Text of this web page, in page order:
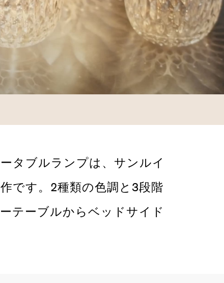
タブルランプは、サンルイ
です。2種類の色調と3段階
テーブルからベッドサイド